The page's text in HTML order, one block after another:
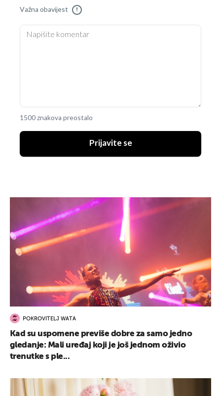
Važna obavijest !
1500 znakova preostalo
Prijavite se
POKROVITELJ WATA
Kad su uspomene previše dobre za samo jedno
gledanje: Mali uređaj koji je još jednom oživio
trenutke s ple...